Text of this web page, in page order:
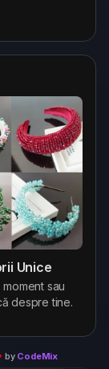
Unice
sau
despre tine.
by CodeMix